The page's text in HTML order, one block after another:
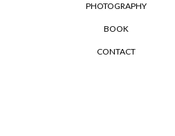
PHOTOGRAPHY
BOOK
CONTACT